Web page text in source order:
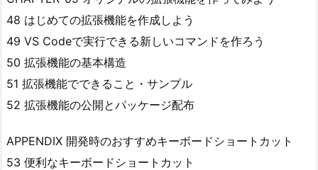
48 はじめての拡張機能を作成しよう
49 VS Codeで実行できる新しいコマンドを作ろう
50 拡張機能の基本構造
51 拡張機能でできること・サンプル
52 拡張機能の公開とパッケージ配布
APPENDIX 開発時のおすすめキーボードショートカット
53 便利なキーボードショートカット